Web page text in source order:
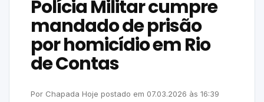
Polícia Militar cumpre
mandado de prisão
por homicídio em Rio
de Contas
Por Chapada Hoje postado em 07.03.2026 às 16:39